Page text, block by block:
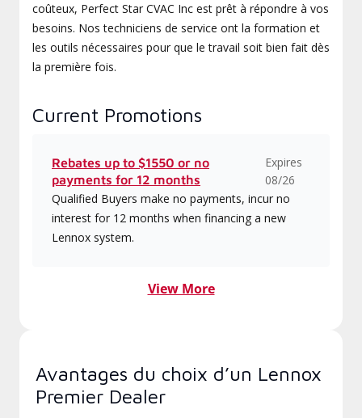
coûteux, Perfect Star CVAC Inc est prêt à répondre à vos
besoins. Nos techniciens de service ont la formation et
les outils nécessaires pour que le travail soit bien fait dès
la première fois.
Current Promotions
Rebates up to $1550 or no
payments for 12 months
Expires
08/26
Qualified Buyers make no payments, incur no
interest for 12 months when financing a new
Lennox system.
View More
Avantages du choix d’un Lennox
Premier Dealer